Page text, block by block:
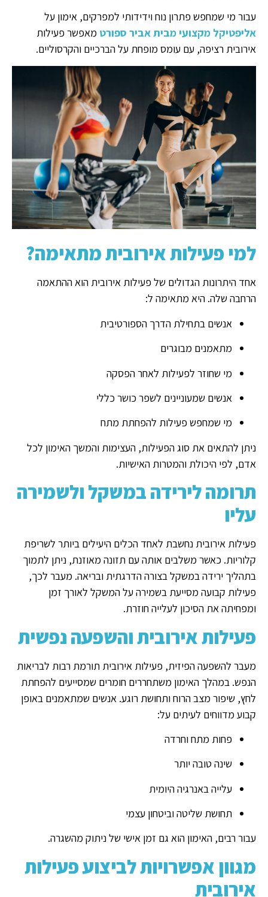
עבור מי שמחפש פתרון נוח וידידותי למפרקים, אימון על
אליפטיקל מקצועי מבית אביר ספורט מאפשר פעילות
אירובית רציפה, עם עומס מופחת על הברכיים והקרסוליים.
למי פעילות אירובית מתאימה?
אחד היתרונות הגדולים של פעילות אירובית הוא ההתאמה
הרחבה שלה. היא מתאימה ל:
אנשים בתחילת הדרך הספורטיבית
מתאמנים מבוגרים
מי שחוזר לפעילות לאחר הפסקה
אנשים שמעוניינים לשפר כושר כללי
מי שמחפש פעילות להפחתת מתח
ניתן להתאים את סוג הפעילות, העצימות והמשך האימון לכל
אדם, לפי היכולת והמטרות האישיות.
תרומה לירידה במשקל ולשמירה
עליו
פעילות אירובית נחשבת לאחד הכלים היעילים ביותר לשריפת
קלוריות. כאשר משלבים אותה עם תזונה מאוזנת, ניתן לתמוך
בתהליך ירידה במשקל בצורה הדרגתית ובריאה. מעבר לכך,
פעילות קבועה מסייעת בשמירה על המשקל לאורך זמן
ומפחיתה את הסיכון לעלייה חוזרת.
פעילות אירובית והשפעה נפשית
מעבר להשפעה הפיזית, פעילות אירובית תורמת רבות לבריאות
הנפש. במהלך האימון משתחררים חומרים שמסייעים להפחתת
לחץ, שיפור מצב הרוח ותחושת רוגע. אנשים שמתאמנים באופן
קבוע מדווחים לעיתים על:
פחות מתח וחרדה
שינה טובה יותר
עלייה באנרגיה היומית
תחושת שליטה וביטחון עצמי
עבור רבים, האימון הוא גם זמן אישי של ניתוק מהשגרה.
מגוון אפשרויות לביצוע פעילות
אירובית